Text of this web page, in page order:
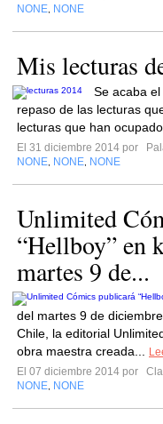
NONE NONE
Mis lecturas
Se acaba
repaso de las lecturas
lecturas que han
El 31 diciembre 2014 por
NONE NONE NONE
Unlimited
“Hellboy” en
martes 9 de...
del martes 9 de
Chile, la editorial
obra maestra creada...
El 07 diciembre 2014 por
NONE NONE